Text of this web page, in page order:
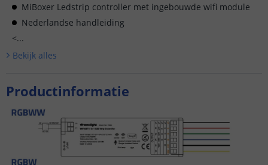
MiBoxer Ledstrip controller met ingebouwde wifi module
Nederlandse handleiding
<...
Bekijk alles
Productinformatie